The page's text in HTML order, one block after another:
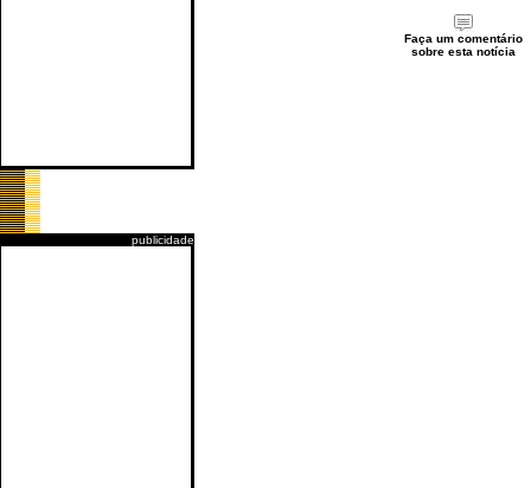
publicidade
Faça um comentário
sobre esta notícia